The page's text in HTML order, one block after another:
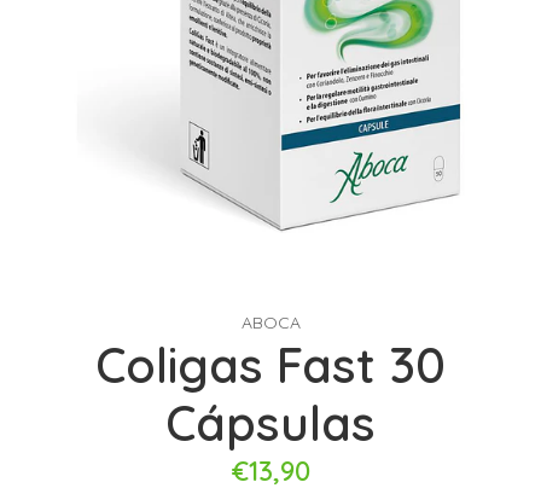
ABOCA
Coligas Fast 30
Cápsulas
€13,90